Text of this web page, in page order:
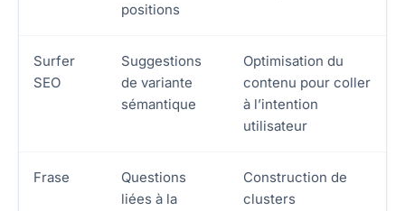
positions
Surfer
SEO
Suggestions
de variante
sémantique
Optimisation du
contenu pour coller
à l’intention
utilisateur
Frase
Questions
liées à la
Construction de
clusters